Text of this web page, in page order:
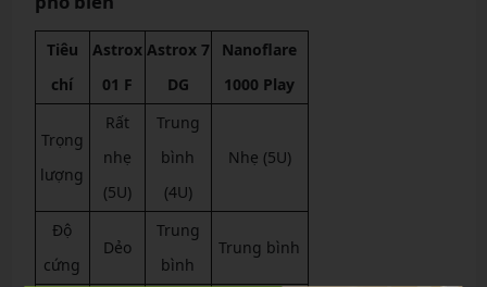
Tiêu
chí
Astrox
01 F
Astrox 7
DG
Nanoflare
1000 Play
Trọng
lượng
Rất
nhẹ
(5U)
Trung
bình
(4U)
Nhẹ (5U)
Độ
cứng
Dẻo
Trung
bình
Trung bình